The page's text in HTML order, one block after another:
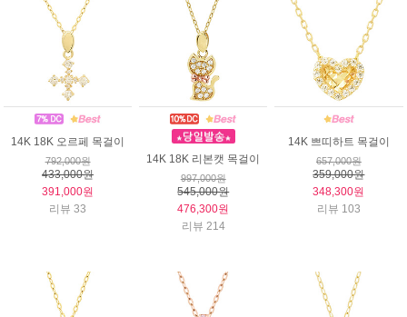
14K 18K 오르페 목걸이
792,000원
433,000원
391,000원
리뷰 33
14K 18K 리본캣 목걸이
997,000원
545,000원
476,300원
리뷰 214
14K 쁘띠하트 목걸이
657,000원
359,000원
348,300원
리뷰 103